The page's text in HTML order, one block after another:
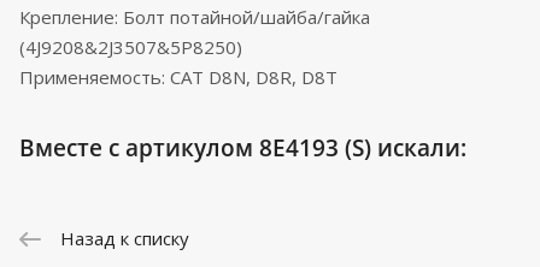
Крепление: Болт потайной/шайба/гайка
(4J9208&2J3507&5P8250)
Применяемость: CAT D8N, D8R, D8T
Вместе с артикулом 8E4193 (S) искали:
Назад к списку